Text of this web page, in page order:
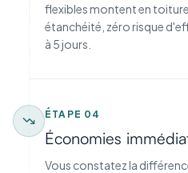
flexibles montent en
étanchéité, zéro risque
à 5 jours.
ÉTAPE 04
Économies
Vous constatez la